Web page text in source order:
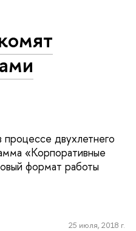
процессе двухлетнего
«Корпоративные
формат работы
25 июля, 2018 г.